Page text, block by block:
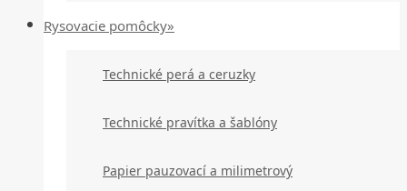
Rysovacie pomôcky»
Technické perá a ceruzky
Technické pravítka a šablóny
Papier pauzovací a milimetrový